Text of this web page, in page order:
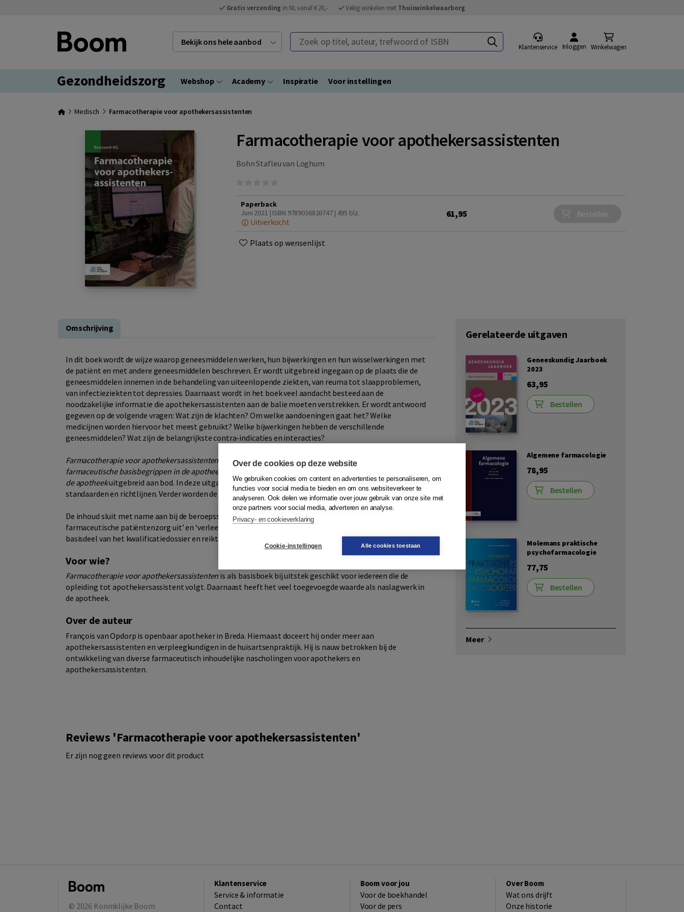
Gratis verzending in NL vanaf € 20,- Veilig winkelen met Thuiswinkelwaarborg
Bekijk ons hele aanbod Zoek op titel, auteur, trefwoord of ISBN
Klantenservice Inloggen Winkelwagen
Gezondheidszorg Webshop Academy Inspiratie Voor instellingen
Medisch Farmacotherapie voor apothekersassistenten
Farmacotherapie voor apothekersassistenten
Bohn Stafleu van Loghum
Paperback
Juni 2021 | ISBN 9789036826747 | 495 blz.
Uitverkocht
61,95
Plaats op wensenlijst
Omschrijving
In dit boek wordt de wijze waarop geneesmiddelen werken, hun bijwerkingen en hun wisselwerkingen met
de patiënt en met andere geneesmiddelen beschreven. Er wordt uitgebreid ingegaan op de plaats die de
geneesmiddelen innemen in de behandeling van uiteenlopende ziekten, van reuma tot slaapproblemen,
van infectieziekten tot depressies. Daarnaast wordt in het boek veel aandacht besteed aan de
noodzakelijke informatie die apothekersassistenten aan de balie moeten verstrekken. Er wordt antwoord
gegeven op de volgende vragen: Wat zijn de klachten? Om welke aandoeningen gaat het? Welke
medicijnen worden hiervoor het meest gebruikt? Welke bijwerkingen hebben de verschillende
geneesmiddelen? Wat zijn de belangrijkste contra-indicaties en interacties?
Farmacotherapie voor apothekersassistenten bestaat uit twee delen. In het eerste deel worden de
farmaceutische basisbegrippen in de apotheek
de apotheekuitgebreid aan bod. In deze uitgave zijn alle hoofdstukken aangepast aan de nieuwe
standaarden en richtlijnen. Verder worden de nieuwste geneesmiddelgroepen beschreven.
De inhoud sluit met name aan bij de beroepsspecifieke onderdelen ‘Voert geïndividualiseerde
farmaceutische patiëntenzorg uit’ en ‘verleent niet-receptgestuurde zorg aan de patiënt’ uit het
basisdeel van het kwalificatiedossier en reikt de hiervoor benodigde kennis en vaardigheden aan.
Voor wie?
Farmacotherapie voor apothekersassistenten is als basisboek bij uitstek geschikt voor iedereen die de
opleiding tot apothekersassistent volgt. Daarnaast heeft het veel toegevoegde waarde als naslagwerk in
de apotheek.
Over de auteur
François van Opdorp is openbaar apotheker in Breda. Hiernaast doceert hij onder meer aan
apothekersassistenten en verpleegkundigen in de huisartsenpraktijk. Hij is nauw betrokken bij de
ontwikkeling van diverse farmaceutisch inhoudelijke nascholingen voor apothekers en
apothekersassistenten.
Reviews 'Farmacotherapie voor apothekersassistenten'
Er zijn nog geen reviews voor dit product
Gerelateerde uitgaven
Geneeskundig Jaarboek
2023
63,95
Bestellen
Algemene farmacologie
78,95
Bestellen
Molemans praktische
psychofarmacologie
77,75
Bestellen
Meer
© 2026 Koninklijke Boom
Klantenservice
Service & informatie
Contact
Boom voor jou
Voor de boekhandel
Voor de pers
Over Boom
Wat ons drijft
Onze historie
Over de cookies op deze website
We gebruiken cookies om content en advertenties te personaliseren, om
functies voor social media te bieden en om ons websiteverkeer te
analyseren. Ook delen we informatie over jouw gebruik van onze site met
onze partners voor social media, adverteren en analyse.
Privacy- en cookieverklaring
Cookie-instellingen Alle cookies toestaan